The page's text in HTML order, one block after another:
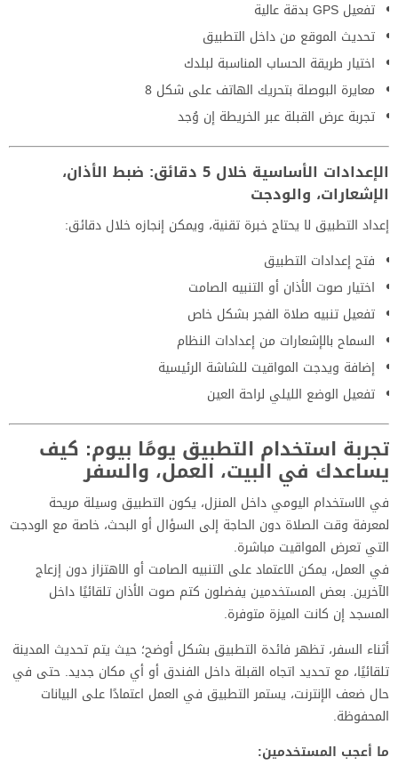
تفعيل GPS بدقة عالية
تحديث الموقع من داخل التطبيق
اختيار طريقة الحساب المناسبة لبلدك
معايرة البوصلة بتحريك الهاتف على شكل 8
تجربة عرض القبلة عبر الخريطة إن وُجد
الإعدادات الأساسية خلال 5 دقائق: ضبط الأذان،
الإشعارات، والودجت
إعداد التطبيق لا يحتاج خبرة تقنية، ويمكن إنجازه خلال دقائق:
فتح إعدادات التطبيق
اختيار صوت الأذان أو التنبيه الصامت
تفعيل تنبيه صلاة الفجر بشكل خاص
السماح بالإشعارات من إعدادات النظام
إضافة ويدجت المواقيت للشاشة الرئيسية
تفعيل الوضع الليلي لراحة العين
تجربة استخدام التطبيق يومًا بيوم: كيف
يساعدك في البيت، العمل، والسفر
في الاستخدام اليومي داخل المنزل، يكون التطبيق وسيلة مريحة
لمعرفة وقت الصلاة دون الحاجة إلى السؤال أو البحث، خاصة مع الودجت
التي تعرض المواقيت مباشرة.
في العمل، يمكن الاعتماد على التنبيه الصامت أو الاهتزاز دون إزعاج
الآخرين. بعض المستخدمين يفضلون كتم صوت الأذان تلقائيًا داخل
المسجد إن كانت الميزة متوفرة.
أثناء السفر، تظهر فائدة التطبيق بشكل أوضح؛ حيث يتم تحديث المدينة
تلقائيًا، مع تحديد اتجاه القبلة داخل الفندق أو أي مكان جديد. حتى في
حال ضعف الإنترنت، يستمر التطبيق في العمل اعتمادًا على البيانات
المحفوظة.
ما أعجب المستخدمين: